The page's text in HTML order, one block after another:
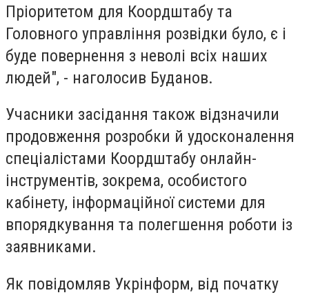
Пріоритетом для Коордштабу та
Головного управління розвідки було, є і
буде повернення з неволі всіх наших
людей", - наголосив Буданов.
Учасники засідання також відзначили
продовження розробки й удосконалення
спеціалістами Коордштабу онлайн-
інструментів, зокрема, особистого
кабінету, інформаційної системи для
впорядкування та полегшення роботи із
заявниками.
Як повідомляв Укрінформ, від початку